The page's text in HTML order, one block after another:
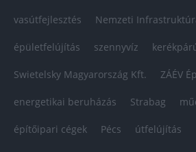
vasútfejlesztés Nemzeti
épületfelújítás szennyvíz
Swietelsky Magyarország Kft. ZÁÉV
energetikai beruházás Strabag
építőipari cégek Pécs útfelújítás